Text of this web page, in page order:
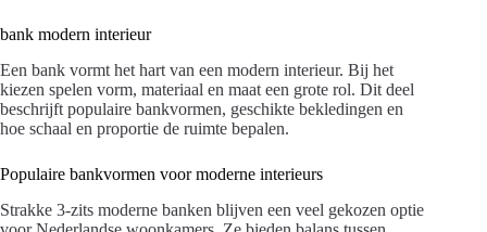
bank modern interieur
Een bank vormt het hart van een modern interieur. Bij het
kiezen spelen vorm, materiaal en maat een grote rol. Dit deel
beschrijft populaire bankvormen, geschikte bekledingen en
hoe schaal en proportie de ruimte bepalen.
Populaire bankvormen voor moderne interieurs
Strakke 3-zits moderne banken blijven een veel gekozen optie